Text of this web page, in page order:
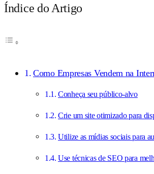
Índice do Artigo
Como Empresas Vendem na
Conheça seu público-alvo
Crie um site otimizado para
Utilize as mídias sociais para
Use técnicas de SEO para